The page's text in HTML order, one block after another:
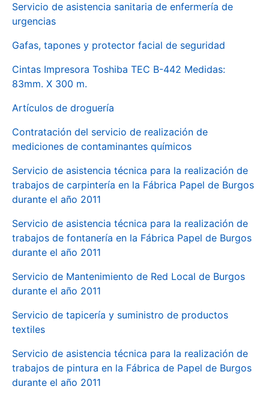
Servicio de asistencia sanitaria de enfermería de
urgencias
Gafas, tapones y protector facial de seguridad
Cintas Impresora Toshiba TEC B-442 Medidas:
83mm. X 300 m.
Artículos de droguería
Contratación del servicio de realización de
mediciones de contaminantes químicos
Servicio de asistencia técnica para la realización de
trabajos de carpintería en la Fábrica Papel de Burgos
durante el año 2011
Servicio de asistencia técnica para la realización de
trabajos de fontanería en la Fábrica Papel de Burgos
durante el año 2011
Servicio de Mantenimiento de Red Local de Burgos
durante el año 2011
Servicio de tapicería y suministro de productos
textiles
Servicio de asistencia técnica para la realización de
trabajos de pintura en la Fábrica de Papel de Burgos
durante el año 2011